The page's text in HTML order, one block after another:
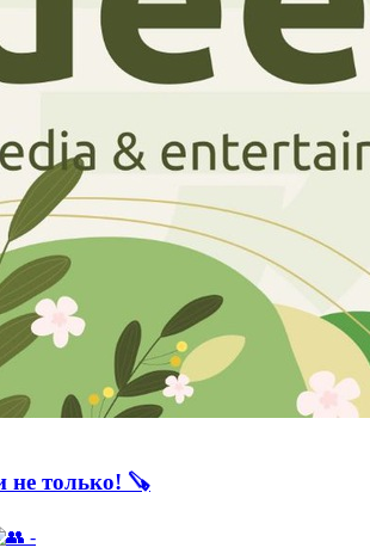
не только! 🪚
-